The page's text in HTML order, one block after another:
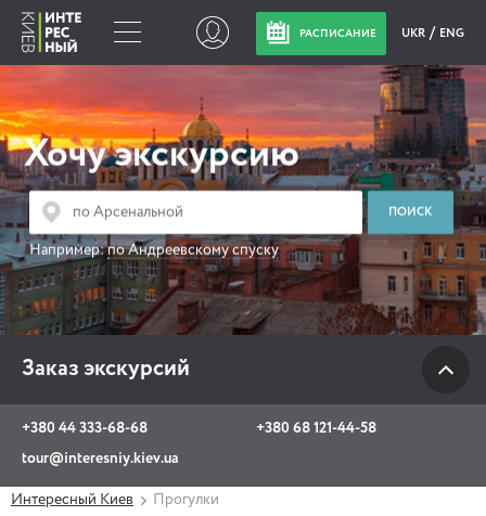
РАСПИСАНИЕ UKR ENG
Хочу экскурсию
Например:по Андреевскому спуску
Заказ экскурсий
+380 44 333-68-68
+380 68 121-44-58
tour@interesniy.kiev.ua
Заказ экскурсий
+380 44 333-68-68
+380 68 121-44-58
tour@interesniy.kiev.ua
с 10.00 до 19:30 ежедневно
Интересный Киев Прогулки